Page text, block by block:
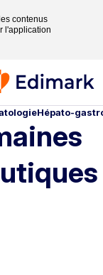
contenus
l'application
Hépato-